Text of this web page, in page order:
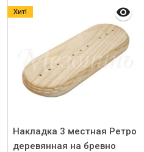
Накладка 3 местная Ретро
деревянная на бревно
Хит!